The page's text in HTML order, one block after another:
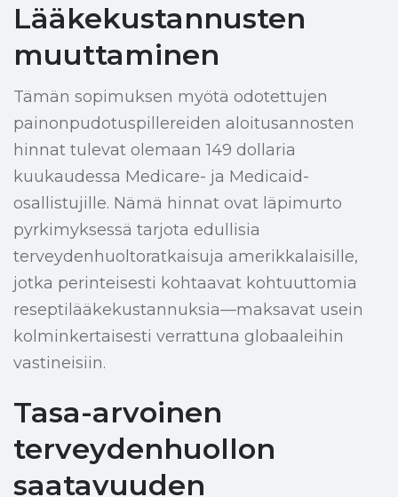
Lääkekustannusten
muuttaminen
Tämän sopimuksen myötä odotettujen
painonpudotuspillereiden aloitusannosten
hinnat tulevat olemaan 149 dollaria
kuukaudessa Medicare- ja Medicaid-
osallistujille. Nämä hinnat ovat läpimurto
pyrkimyksessä tarjota edullisia
terveydenhuoltoratkaisuja amerikkalaisille,
jotka perinteisesti kohtaavat kohtuuttomia
reseptilääkekustannuksia—maksavat usein
kolminkertaisesti verrattuna globaaleihin
vastineisiin.
Tasa-arvoinen
terveydenhuollon
saatavuuden